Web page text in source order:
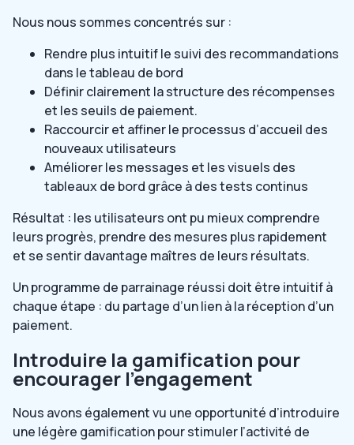
Nous nous sommes concentrés sur :
Rendre plus intuitif le suivi des recommandations
dans le tableau de bord
Définir clairement la structure des récompenses
et les seuils de paiement.
Raccourcir et affiner le processus d’accueil des
nouveaux utilisateurs
Améliorer les messages et les visuels des
tableaux de bord grâce à des tests continus
Résultat : les utilisateurs ont pu mieux comprendre
leurs progrès, prendre des mesures plus rapidement
et se sentir davantage maîtres de leurs résultats.
Un programme de parrainage réussi doit être intuitif à
chaque étape : du partage d’un lien à la réception d’un
paiement.
Introduire la gamification pour
encourager l’engagement
Nous avons également vu une opportunité d’introduire
une légère gamification pour stimuler l’activité de